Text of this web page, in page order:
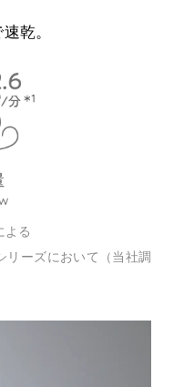
乾。
よる
リーズにおいて（当社調